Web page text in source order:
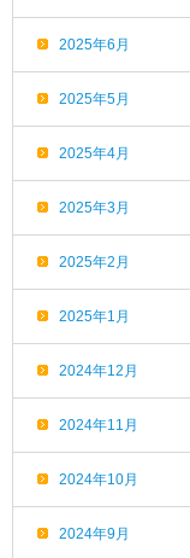
2025年6月
2025年5月
2025年4月
2025年3月
2025年2月
2025年1月
2024年12月
2024年11月
2024年10月
2024年9月